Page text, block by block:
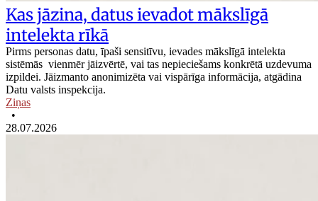
Kas jāzina, datus ievadot mākslīgā
intelekta rīkā
Pirms personas datu, īpaši sensitīvu, ievades mākslīgā intelekta
sistēmās vienmēr jāizvērtē, vai tas nepieciešams konkrētā uzdevuma
izpildei. Jāizmanto anonimizēta vai vispārīga informācija, atgādina
Datu valsts inspekcija.
Ziņas
•
28.07.2026